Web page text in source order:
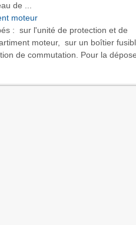
de ...
moteur
: sur l'unité de protection et de
moteur, sur un boîtier
de commutation. Pour la